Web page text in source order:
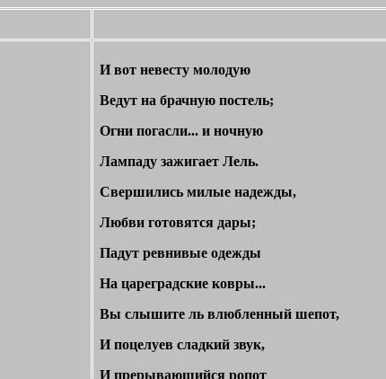
И вот невесту молодую
Ведут на брачную постель;
Огни погасли... и ночную
Лампаду зажигает Лель.
Свершились милые надежды,
Любви готовятся дары;
Падут ревнивые одежды
На цареградские ковры...
Вы слышите ль влюбленный шепот,
И поцелуев сладкий звук,
И прерывающийся ропот